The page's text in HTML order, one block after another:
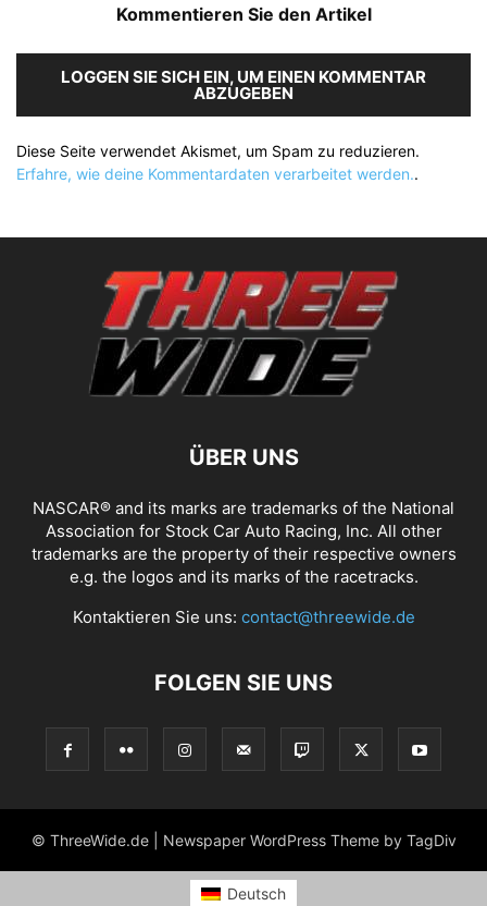
Kommentieren Sie den Artikel
LOGGEN SIE SICH EIN, UM EINEN KOMMENTAR
ABZUGEBEN
Diese Seite verwendet Akismet, um Spam zu reduzieren.
Erfahre, wie deine Kommentardaten verarbeitet werden..
ÜBER UNS
NASCAR® and its marks are trademarks of the National
Association for Stock Car Auto Racing, Inc. All other
trademarks are the property of their respective owners
e.g. the logos and its marks of the racetracks.
Kontaktieren Sie uns: contact@threewide.de
FOLGEN SIE UNS
© ThreeWide.de | Newspaper WordPress Theme by TagDiv
Deutsch